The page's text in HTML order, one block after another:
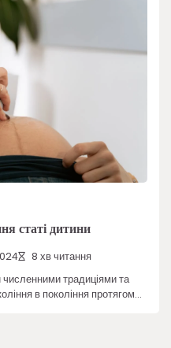
статі дитини
8 хв читання
традиціями та
в покоління протягом…